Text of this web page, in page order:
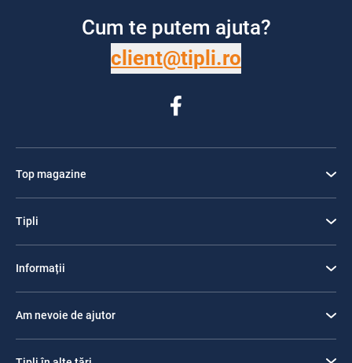
Cum te putem ajuta?
client@tipli.ro
Top magazine
Tipli
Informații
Am nevoie de ajutor